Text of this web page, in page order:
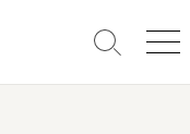
検
メ